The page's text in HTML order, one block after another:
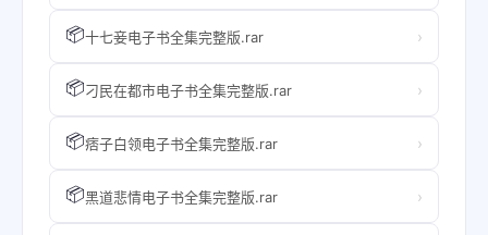
📦十七妾电子书全集完整版.rar ›
📦刁民在都市电子书全集完整版.rar ›
📦痞子白领电子书全集完整版.rar ›
📦黑道悲情电子书全集完整版.rar ›